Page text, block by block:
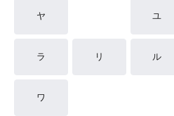
ヤ ユ
ラ リ ル
ワ